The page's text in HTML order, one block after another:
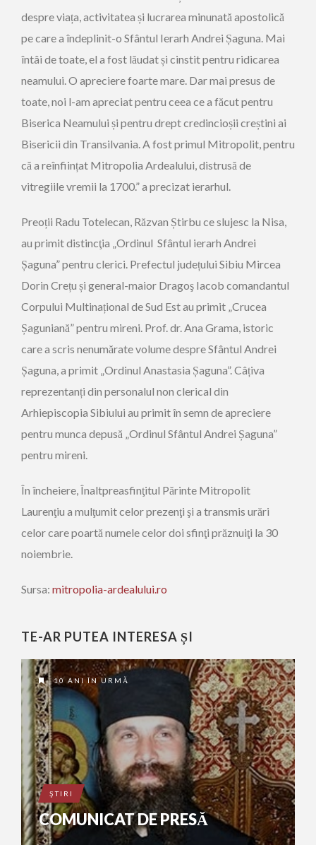
despre viața, activitatea și lucrarea minunată apostolică
pe care a îndeplinit-o Sfântul Ierarh Andrei Șaguna. Mai
întâi de toate, el a fost lăudat și cinstit pentru ridicarea
neamului. O apreciere foarte mare. Dar mai presus de
toate, noi l-am apreciat pentru ceea ce a făcut pentru
Biserica Neamului și pentru drept credincioșii creștini ai
Bisericii din Transilvania. A fost primul Mitropolit, pentru
că a reînființat Mitropolia Ardealului, distrusă de
vitregiile vremii la 1700.” a precizat ierarhul.
Preoții Radu Totelecan, Răzvan Știrbu ce slujesc la Nisa,
au primit distincţia „Ordinul Sfântul ierarh Andrei
Șaguna” pentru clerici. Prefectul județului Sibiu Mircea
Dorin Crețu și general-maior Dragoş Iacob comandantul
Corpului Multinațional de Sud Est au primit „Crucea
Șaguniană” pentru mireni. Prof. dr. Ana Grama, istoric
care a scris nenumărate volume despre Sfântul Andrei
Șaguna, a primit „Ordinul Anastasia Șaguna”. Câțiva
reprezentanți din personalul non clerical din
Arhiepiscopia Sibiului au primit în semn de apreciere
pentru munca depusă „Ordinul Sfântul Andrei Șaguna”
pentru mireni.
În încheiere, Înaltprea­sfinţitul Părinte Mitropolit
Laurenţiu a mulţumit celor prezenţi şi a transmis urări
celor care poartă numele celor doi sfinţi prăznuiţi la 30
noiembrie.
Sursa: mitropolia-ardealului.ro
TE-AR PUTEA INTERESA ȘI
10 ANI ÎN URMĂ
ŞTIRI
COMUNICAT DE PRESĂ